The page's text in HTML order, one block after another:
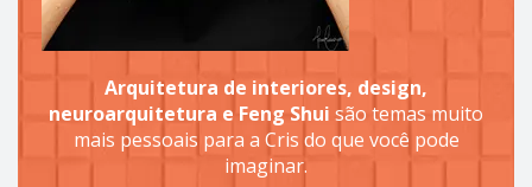
Arquitetura de interiores, design,
neuroarquitetura e Feng Shui são temas muito
mais pessoais para a Cris do que você pode
imaginar.